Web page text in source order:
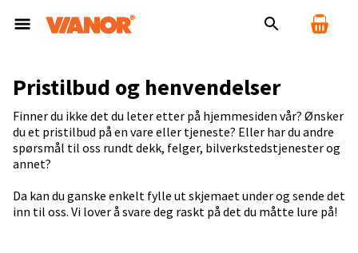
Pristilbud og henvendelser
Finner du ikke det du leter etter på hjemmesiden vår? Ønsker
du et pristilbud på en vare eller tjeneste? Eller har du andre
spørsmål til oss rundt dekk, felger, bilverkstedstjenester og
annet?
Da kan du ganske enkelt fylle ut skjemaet under og sende det
inn til oss. Vi lover å svare deg raskt på det du måtte lure på!